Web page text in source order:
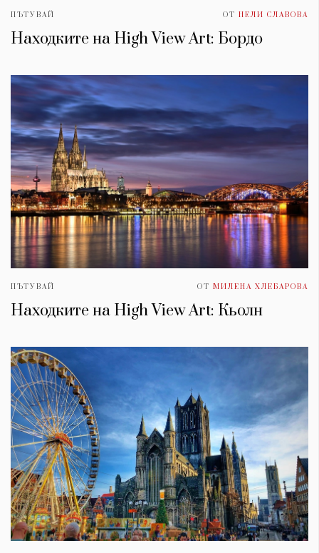
ПЪТУВАЙ ОТ НЕЛИ СЛАВОВА
Находките на High View Art: Бордо
ПЪТУВАЙ ОТ МИЛЕНА ХЛЕБАРОВА
Находките на High View Art: Кьолн